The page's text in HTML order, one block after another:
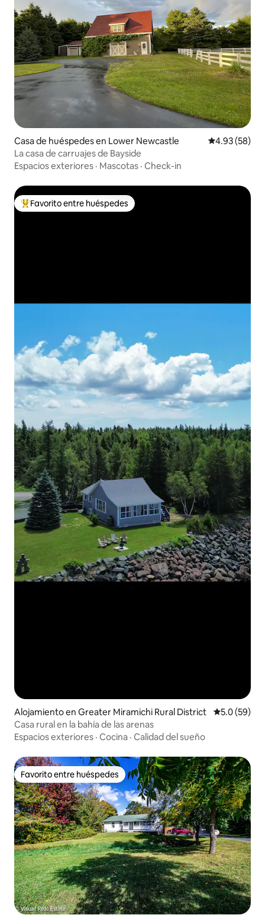
Casa de huéspedes en Lower Newcastle Calificación
4.93 (58)
La casa de carruajes de Bayside
Espacios exteriores · Mascotas · Check-in
Favorito entre huéspedes preferido
Favorito entre huéspedes
Alojamiento en Greater Miramichi Rural District Calificación
5.0 (59)
Casa rural en la bahía de las arenas
Espacios exteriores · Cocina · Calidad del sueño
Favorito entre huéspedes
Favorito entre huéspedes